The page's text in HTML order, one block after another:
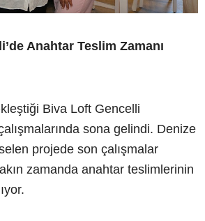
Anahtar Teslim Zamanı
Biva Loft Gencelli
sona gelindi. Denize
projede son çalışmalar
zamanda anahtar teslimlerinin